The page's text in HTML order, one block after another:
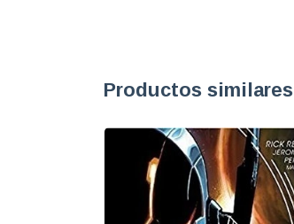
Productos similares